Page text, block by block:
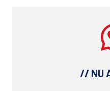
// NU